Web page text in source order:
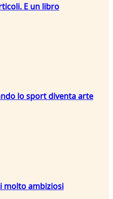
E un libro
lo sport diventa arte
molto ambiziosi